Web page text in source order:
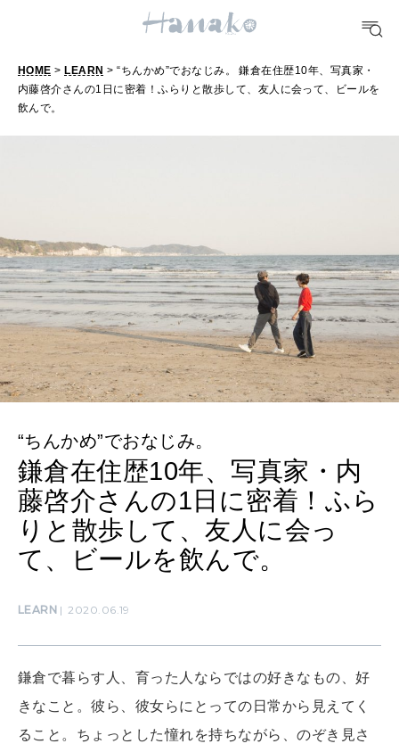
どこ行く？
[12星座別] Monthly Love Holoscope
女神まり愛のタロットメッセージ
算命学がわかる今月のあなた
自分にやさしく
LEARN
知る、考える
ママもいろいろ
SUSTAINABLE
わたしができること
WORK&MONEY
いい人生って？
HOME > LEARN > “ちんかめ”でおなじみ。 鎌倉在住歴10年、写真家・
内藤啓介さんの1日に密着！ふらりと散歩して、友人に会って、ビールを
飲んで。
“ちんかめ”でおなじみ。
鎌倉在住歴10年、写真家・内
藤啓介さんの1日に密着！ふら
りと散歩して、友人に会っ
て、ビールを飲んで。
LEARN 2020.06.19
鎌倉で暮らす人、育った人ならではの好きなもの、好
きなこと。彼ら、彼女らにとっての日常から見えてく
ること。ちょっとした憧れを持ちながら、のぞき見さ